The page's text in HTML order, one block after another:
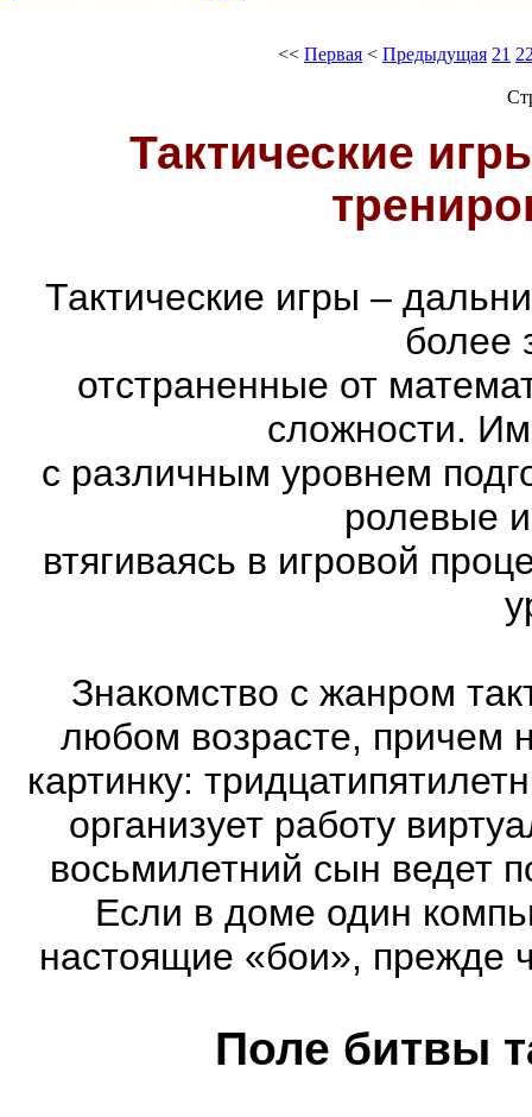
<< Первая < Предыдущая 21
Тактические
Тактические игры –
более
отстраненные от
сложности.
с различным уровнем
ролевые
втягиваясь в игровой
Знакомство с жанром
любом возрасте, причем
картинку:
организует работу
восьмилетний сын ведет
Если в доме один
настоящие «бои», прежде
Поле битвы